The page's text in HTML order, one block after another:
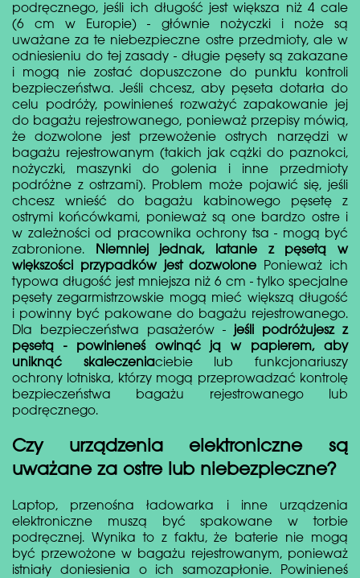
podręcznego, jeśli ich długość jest większa niż 4 cale
(6 cm w Europie) - głównie nożyczki i noże są
uważane za te niebezpieczne ostre przedmioty, ale w
odniesieniu do tej zasady - długie pęsety są zakazane
i mogą nie zostać dopuszczone do punktu kontroli
bezpieczeństwa. Jeśli chcesz, aby pęseta dotarła do
celu podróży, powinieneś rozważyć zapakowanie jej
do bagażu rejestrowanego, ponieważ przepisy mówią,
że dozwolone jest przewożenie ostrych narzędzi w
bagażu rejestrowanym (takich jak cążki do paznokci,
nożyczki, maszynki do golenia i inne przedmioty
podróżne z ostrzami). Problem może pojawić się, jeśli
chcesz wnieść do bagażu kabinowego pęsetę z
ostrymi końcówkami, ponieważ są one bardzo ostre i
w zależności od pracownika ochrony tsa - mogą być
zabronione.
Niemniej jednak, latanie z pęsetą w
większości przypadków jest dozwolone
Ponieważ ich
typowa długość jest mniejsza niż 6 cm - tylko specjalne
pęsety zegarmistrzowskie mogą mieć większą długość
i powinny być pakowane do bagażu rejestrowanego.
Dla bezpieczeństwa pasażerów -
jeśli podróżujesz z
pęsetą - powinieneś owinąć ją w papierem, aby
uniknąć skaleczeniaciebie lub funkcjonariuszy
ochrony lotniska, którzy mogą przeprowadzać kontrolę
bezpieczeństwa bagażu rejestrowanego lub
podręcznego.
Czy urządzenia elektroniczne są
uważane za ostre lub niebezpieczne?
Laptop, przenośna ładowarka i inne urządzenia
elektroniczne muszą być spakowane w torbie
podręcznej. Wynika to z faktu, że baterie nie mogą
być przewożone w bagażu rejestrowanym, ponieważ
istniały doniesienia o ich samozapłonie. Powinieneś